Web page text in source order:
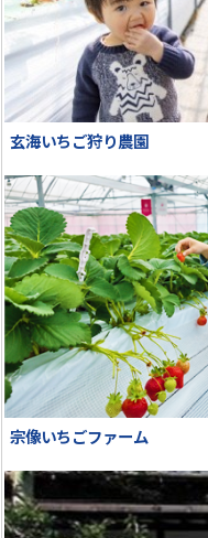
玄海いちご狩り農園
宗像いちごファーム